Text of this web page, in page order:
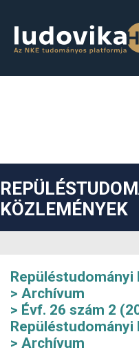
KÖZLEMÉNYEK
Repüléstudományi
Archívum
Évf. 26 szám 2
Repüléstudományi
Archívum